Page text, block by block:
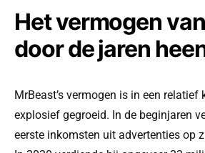
Het vermogen
door de jaren
MrBeast’s vermogen is in een relatief
explosief gegroeid. In de beginjaren
eerste inkomsten uit advertenties op